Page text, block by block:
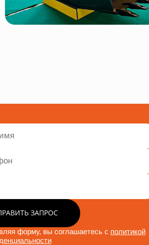
ЗАПРОС
форму, вы соглашаетесь с политикой